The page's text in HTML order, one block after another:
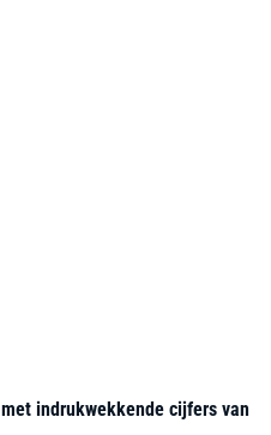
indrukwekkende cijfers van